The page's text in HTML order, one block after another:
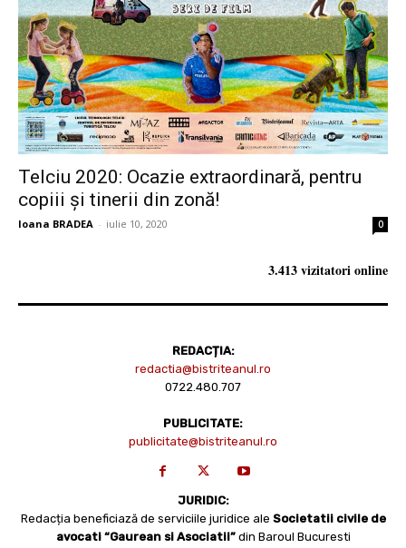
Telciu 2020: Ocazie extraordinară, pentru
copiii și tinerii din zonă!
Ioana BRADEA - iulie 10, 2020 0
3.413 vizitatori online
REDACȚIA:
redactia@bistriteanul.ro
0722.480.707
PUBLICITATE:
publicitate@bistriteanul.ro
JURIDIC:
Redacția beneficiază de serviciile juridice ale Societatii civile de
avocati “Gaurean si Asociatii” din Baroul Bucuresti